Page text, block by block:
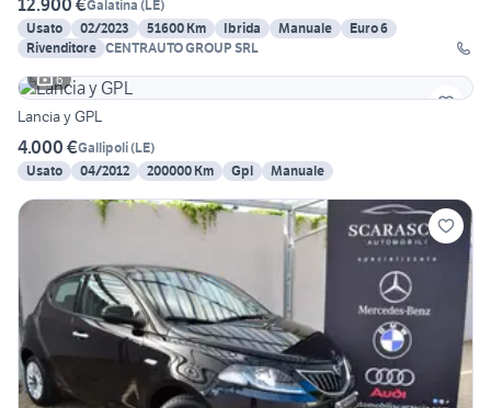
12.900 €Galatina (LE)
Usato
02/2023 51600 Km Ibrida Manuale
Euro 6
Rivenditore CENTRAUTO GROUP SRL
6
Lancia y GPL
4.000 €Gallipoli(LE)
Usato
04/2012 200000 Km Gpl Manuale